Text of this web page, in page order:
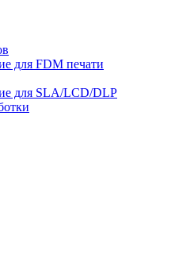
для FDM печати
для SLA/LCD/DLP